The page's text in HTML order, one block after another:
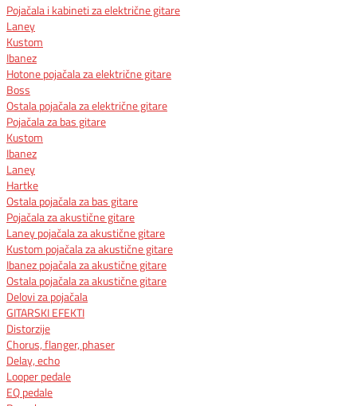
Pojačala i kabineti za električne gitare
Laney
Kustom
Ibanez
Hotone pojačala za električne gitare
Boss
Ostala pojačala za električne gitare
Pojačala za bas gitare
Kustom
Ibanez
Laney
Hartke
Ostala pojačala za bas gitare
Pojačala za akustične gitare
Laney pojačala za akustične gitare
Kustom pojačala za akustične gitare
Ibanez pojačala za akustične gitare
Ostala pojačala za akustične gitare
Delovi za pojačala
GITARSKI EFEKTI
Distorzije
Chorus, flanger, phaser
Delay, echo
Looper pedale
EQ pedale